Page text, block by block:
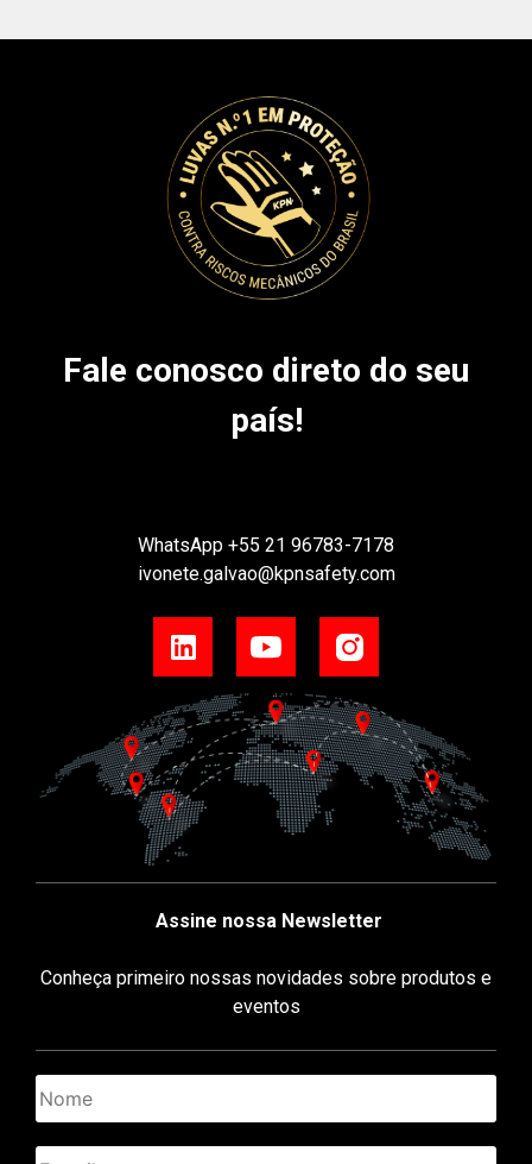
Fale conosco direto do seu
país!
WhatsApp +55 21 96783-7178
ivonete.galvao@kpnsafety.com
Assine nossa Newsletter
Conheça primeiro nossas novidades sobre produtos e
eventos